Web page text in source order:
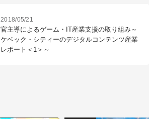
2018/05/21
官主導によるゲーム・IT産業支援の取り組み～
ケベック・シティーのデジタルコンテンツ産業
レポート＜1＞～